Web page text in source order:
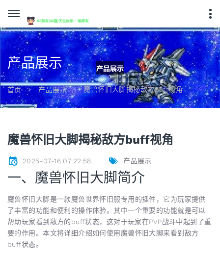
产品展示
首页 产品展示 魔兽怀旧大脚揭秘敌方buff视角
魔兽怀旧大脚揭秘敌方buff视角
2025-07-16 07:22:58 产品展示
一、魔兽怀旧大脚简介
魔兽怀旧大脚是一款魔兽世界怀旧服专用的插件，它为玩家提供
了丰富的功能和便利的操作体验。其中一个重要的功能就是可以
帮助玩家看到敌方的buff状态，这对于玩家在PVP战斗中起到了重
要的作用。本文将详细介绍如何使用魔兽怀旧大脚来看到敌方
buff状态。